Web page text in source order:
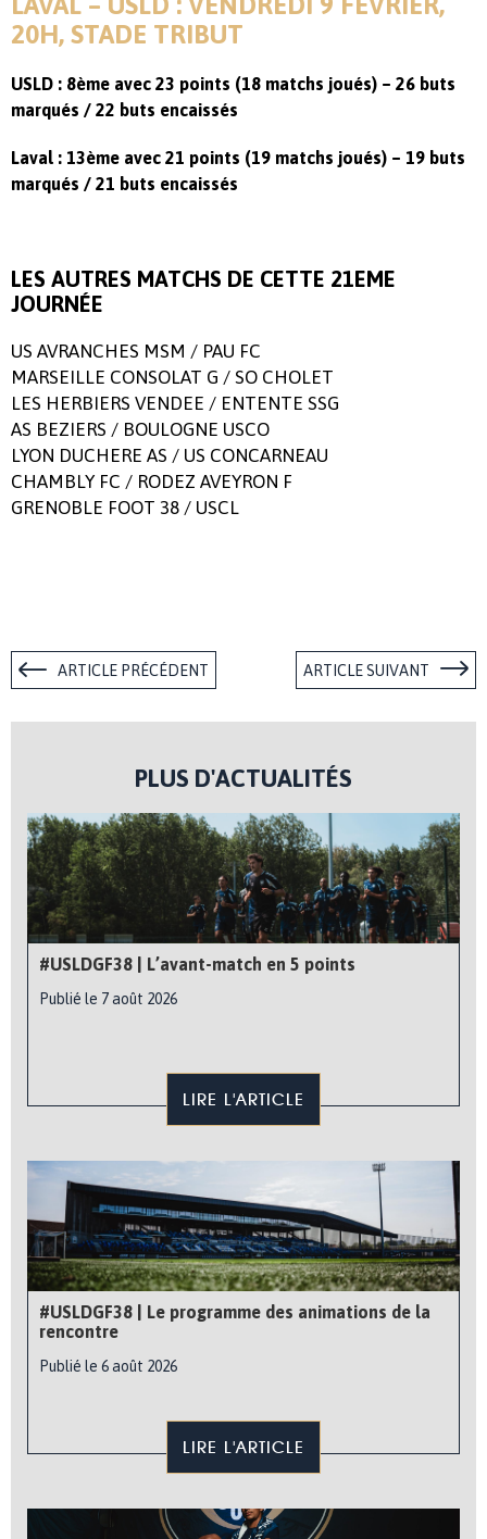
20H, STADE TRIBUT
USLD : 8ème avec 23 points (18 matchs joués) – 26 buts
marqués / 22 buts encaissés
Laval : 13ème avec 21 points (19 matchs joués) – 19 buts
marqués / 21 buts encaissés
LES AUTRES MATCHS DE CETTE 21EME
JOURNÉE
US AVRANCHES MSM / PAU FC
MARSEILLE CONSOLAT G / SO CHOLET
LES HERBIERS VENDEE / ENTENTE SSG
AS BEZIERS / BOULOGNE USCO
LYON DUCHERE AS / US CONCARNEAU
CHAMBLY FC / RODEZ AVEYRON F
GRENOBLE FOOT 38 / USCL
ARTICLE PRÉCÉDENT ARTICLE SUIVANT
PLUS D'ACTUALITÉS
#USLDGF38 | L’avant-match en 5 points
Publié le 7 août 2026
LIRE L'ARTICLE
#USLDGF38 | Le programme des animations de la
rencontre
Publié le 6 août 2026
LIRE L'ARTICLE